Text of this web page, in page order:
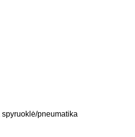
spyruoklė/pneumatika